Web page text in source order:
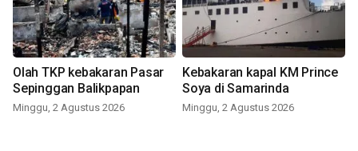
Olah TKP kebakaran Pasar
Sepinggan Balikpapan
Minggu, 2 Agustus 2026
Kebakaran kapal KM Prince
Soya di Samarinda
Minggu, 2 Agustus 2026